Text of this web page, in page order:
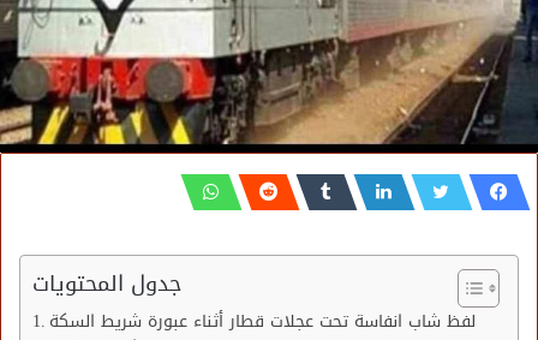
جدول المحتويات
لفظ شاب انفاسة تحت عجلات قطار أثناء عبورة شريط السكة